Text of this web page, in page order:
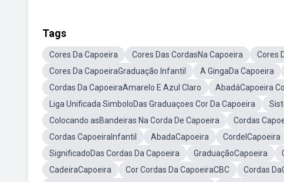
Tags
Cores Da Capoeira Cores Das CordasNa Capoeira Cores
Cores Da CapoeiraGraduação Infantil
A GingaDa Capoeira
Cordas Da CapoeiraAmarelo E Azul Claro
AbadáCapoeira
Liga Unificada SimboloDas Graduaçoes Cor Da Capoeira
Colocando asBandeiras Na Corda De Capoeira
Cordas
Cordas CapoeiraInfantil
AbadaCapoeira CordelCapoeira
SignificadoDas Cordas Da Capoeira
GraduaçãoCapoeira
CadeiraCapoeira
Cor Cordas Da CapoeiraCBC Cordas